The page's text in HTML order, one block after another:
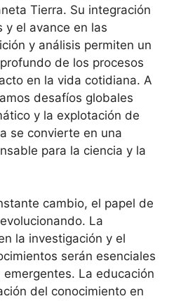
Tierra. Su integración
y el avance en las
y análisis permiten un
de los procesos
en la vida cotidiana. A
desafíos globales
y la explotación de
se convierte en una
para la ciencia y la
cambio, el papel de
La
la investigación y el
serán esenciales
La educación
del conocimiento en